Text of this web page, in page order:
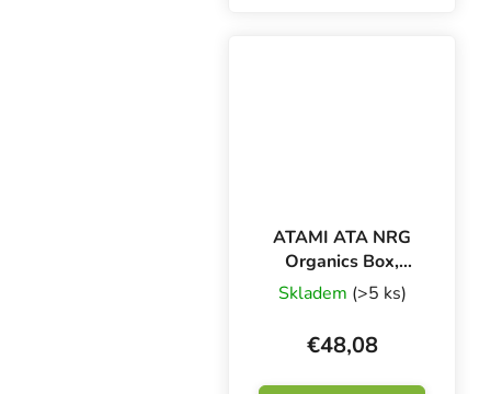
ATAMI ATA NRG
Organics Box,
sada hnojív
Skladem (>5 ks)
€48,08